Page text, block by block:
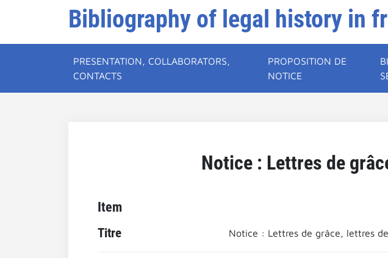
Bibliography of legal history in
PRESENTATION, COLLABORATORS,
CONTACTS
PROPOSITION DE
NOTICE
Notice : Lettres de
Item
Titre Notice : Lettres de grâce, lettres